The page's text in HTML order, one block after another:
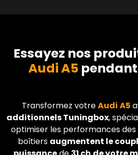
Essayez nos
Audi A5 pendant
Transformez votreAudi A5
additionnels Tuningbox,
optimiser les performances des
boîtiers augmentent le